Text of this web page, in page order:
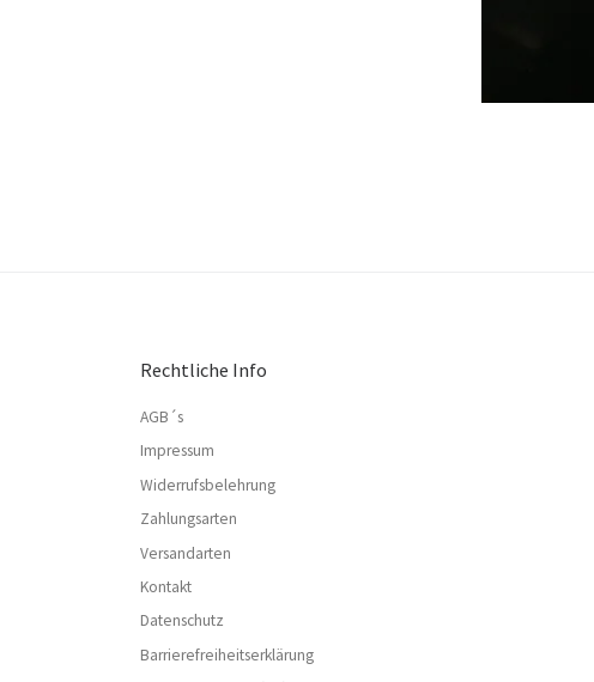
Rechtliche Info
AGB´s
Impressum
Widerrufsbelehrung
Zahlungsarten
Versandarten
Kontakt
Datenschutz
Barrierefreiheitserklärung